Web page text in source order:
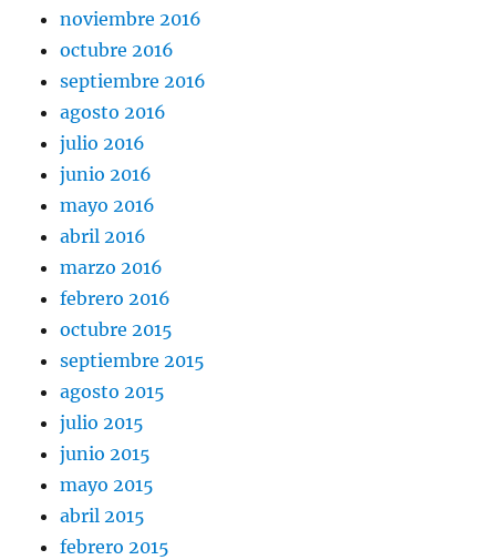
noviembre 2016
octubre 2016
septiembre 2016
agosto 2016
julio 2016
junio 2016
mayo 2016
abril 2016
marzo 2016
febrero 2016
octubre 2015
septiembre 2015
agosto 2015
julio 2015
junio 2015
mayo 2015
abril 2015
febrero 2015